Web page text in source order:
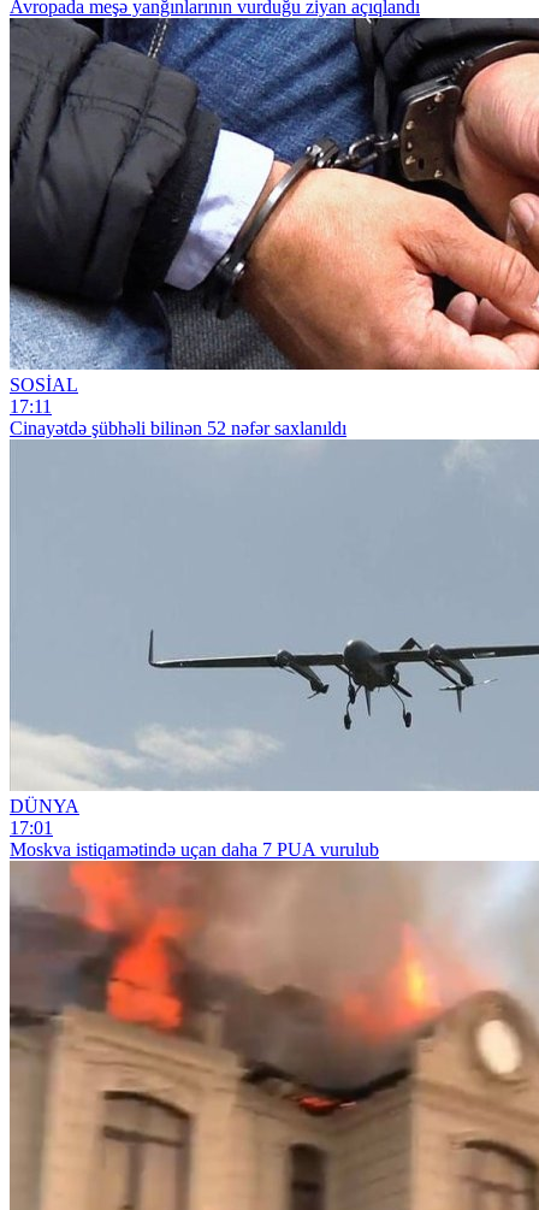
Avropada meşə yanğınlarının vurduğu ziyan açıqlandı
SOSİAL
17:11
Cinayətdə şübhəli bilinən 52 nəfər saxlanıldı
DÜNYA
17:01
Moskva istiqamətində uçan daha 7 PUA vurulub